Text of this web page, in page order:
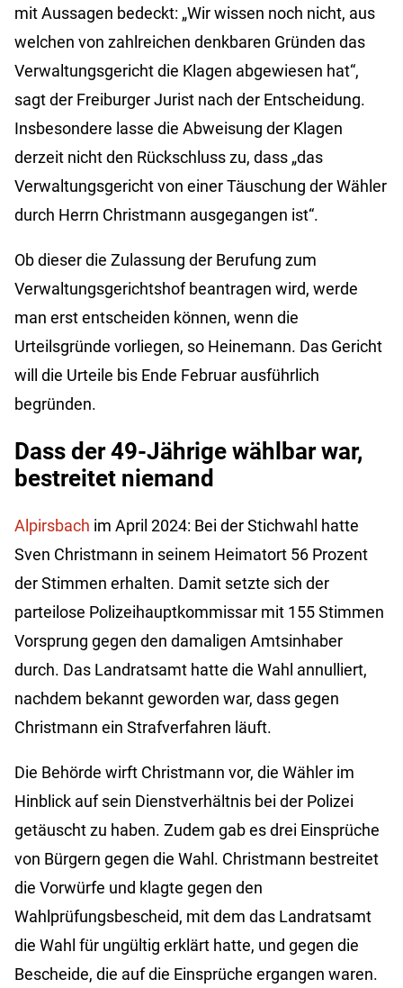
mit Aussagen bedeckt: „Wir wissen noch nicht, aus
welchen von zahlreichen denkbaren Gründen das
Verwaltungsgericht die Klagen abgewiesen hat“,
sagt der Freiburger Jurist nach der Entscheidung.
Insbesondere lasse die Abweisung der Klagen
derzeit nicht den Rückschluss zu, dass „das
Verwaltungsgericht von einer Täuschung der Wähler
durch Herrn Christmann ausgegangen ist“.
Ob dieser die Zulassung der Berufung zum
Verwaltungsgerichtshof beantragen wird, werde
man erst entscheiden können, wenn die
Urteilsgründe vorliegen, so Heinemann. Das Gericht
will die Urteile bis Ende Februar ausführlich
begründen.
Dass der 49-Jährige wählbar war,
bestreitet niemand
Alpirsbach im April 2024: Bei der Stichwahl hatte
Sven Christmann in seinem Heimatort 56 Prozent
der Stimmen erhalten. Damit setzte sich der
parteilose Polizeihauptkommissar mit 155 Stimmen
Vorsprung gegen den damaligen Amtsinhaber
durch. Das Landratsamt hatte die Wahl annulliert,
nachdem bekannt geworden war, dass gegen
Christmann ein Strafverfahren läuft.
Die Behörde wirft Christmann vor, die Wähler im
Hinblick auf sein Dienstverhältnis bei der Polizei
getäuscht zu haben. Zudem gab es drei Einsprüche
von Bürgern gegen die Wahl. Christmann bestreitet
die Vorwürfe und klagte gegen den
Wahlprüfungsbescheid, mit dem das Landratsamt
die Wahl für ungültig erklärt hatte, und gegen die
Bescheide, die auf die Einsprüche ergangen waren.